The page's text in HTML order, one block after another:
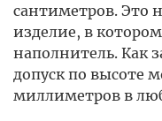
сантиметров. Это
изделие, в
наполнитель. Как
допуск по высоте
миллиметров в